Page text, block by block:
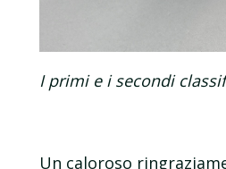
I primi e i secondi
Un caloroso